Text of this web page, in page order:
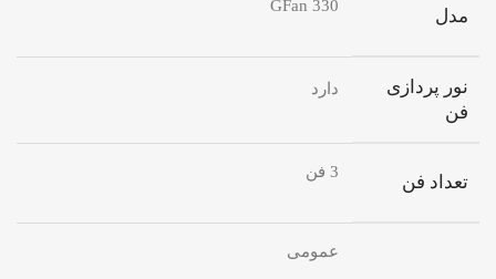
مدل GFan 330
نور پردازی
فن
دارد
تعداد فن 3 فن
عمومی